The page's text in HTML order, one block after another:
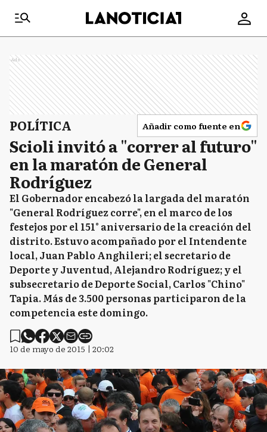
Ads
POLÍTICA Añadir como fuente en
Scioli invitó a "correr al futuro"
en la maratón de General
Rodríguez
El Gobernador encabezó la largada del maratón
"General Rodríguez corre", en el marco de los
festejos por el 151° aniversario de la creación del
distrito. Estuvo acompañado por el Intendente
local, Juan Pablo Anghileri; el secretario de
Deporte y Juventud, Alejandro Rodríguez; y el
subsecretario de Deporte Social, Carlos "Chino"
Tapia. Más de 3.500 personas participaron de la
competencia este domingo.
10 de mayo de 2015 | 20:02